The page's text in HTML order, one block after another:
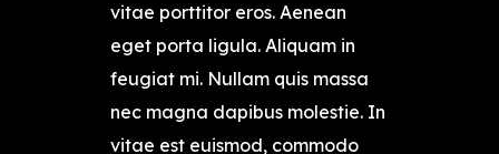
vitae porttitor eros. Aenean
eget porta ligula. Aliquam in
feugiat mi. Nullam quis massa
nec magna dapibus molestie. In
vitae est euismod, commodo